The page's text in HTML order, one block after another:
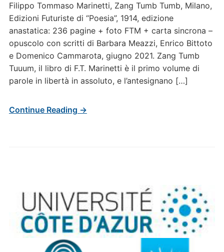
Filippo Tommaso Marinetti, Zang Tumb Tumb, Milano,
Edizioni Futuriste di “Poesia”, 1914, edizione
anastatica: 236 pagine + foto FTM + carta sincrona –
opuscolo con scritti di Barbara Meazzi, Enrico Bittoto
e Domenico Cammarota, giugno 2021. Zang Tumb
Tuuum, il libro di F.T. Marinetti è il primo volume di
parole in libertà in assoluto, e l’antesignano […]
Continue Reading →